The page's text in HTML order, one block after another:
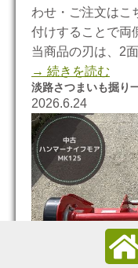
わせ・ご注文は
付けすることで両
当商品の刃は、2
→ 続きを読む
淡路さつまいも掘り
2026.6.24